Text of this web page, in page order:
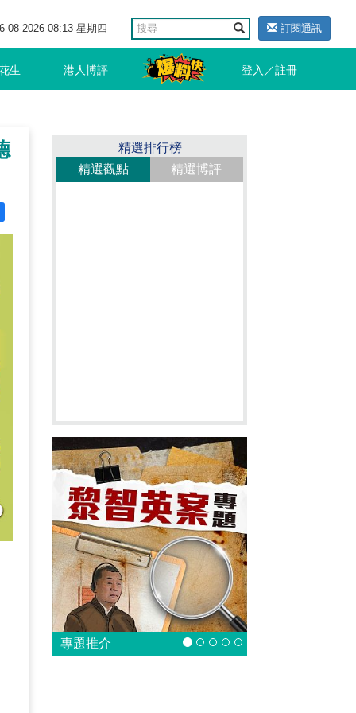
08-2026 08:13 星期四 訂閱通訊
生 港人博評 登入／註冊
精選排行榜
精選觀點
精選博評
專題推介